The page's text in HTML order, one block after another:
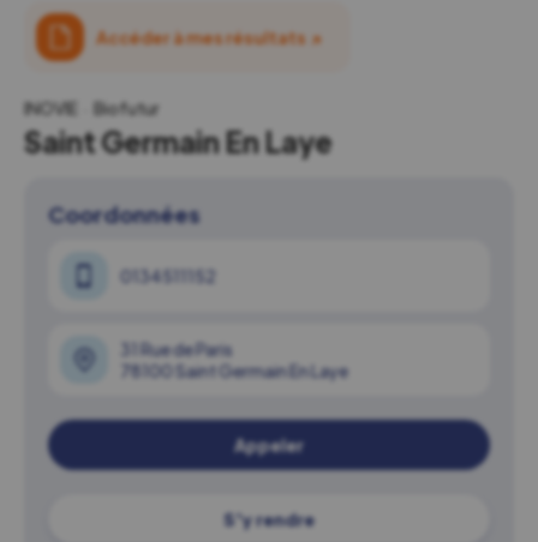
Accéder à mes résultats ↗
INOVIE Biofutur
Saint Germain En Laye
Coordonnées
0134511152
31 Rue de Paris
78100 Saint Germain En Laye
Appeler
S'y rendre